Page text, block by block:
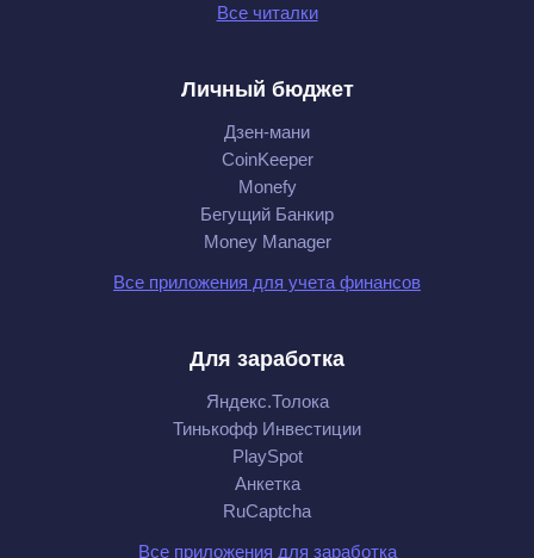
Все читалки
Личный бюджет
Дзен-мани
CoinKeeper
Monefy
Бегущий Банкир
Money Manager
Все приложения для учета финансов
Для заработка
Яндекс.Толока
Тинькофф Инвестиции
PlaySpot
Анкетка
RuCaptcha
Все приложения для заработка